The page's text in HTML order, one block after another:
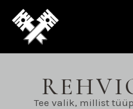
Tee valik, millist